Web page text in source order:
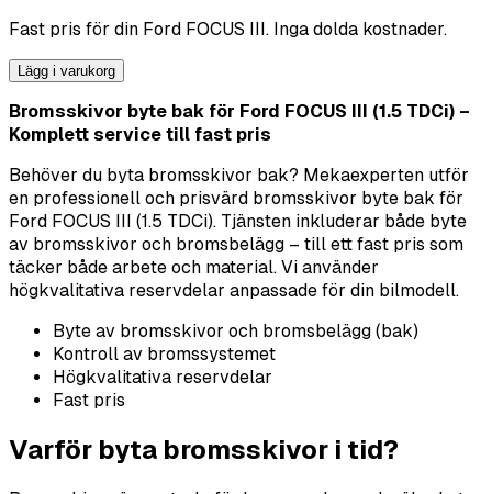
Fast pris för din Ford FOCUS III. Inga dolda kostnader.
Lägg i varukorg
Bromsskivor byte bak för Ford FOCUS III (1.5 TDCi) –
Komplett service till fast pris
Behöver du byta bromsskivor bak? Mekaexperten utför
en professionell och prisvärd bromsskivor byte bak för
Ford FOCUS III (1.5 TDCi). Tjänsten inkluderar både byte
av bromsskivor och bromsbelägg – till ett fast pris som
täcker både arbete och material. Vi använder
högkvalitativa reservdelar anpassade för din bilmodell.
Byte av bromsskivor och bromsbelägg (bak)
Kontroll av bromssystemet
Högkvalitativa reservdelar
Fast pris
Varför byta bromsskivor i tid?